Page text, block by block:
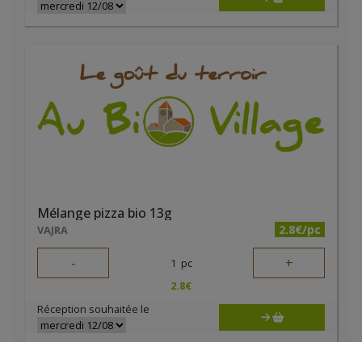
Mélange pizza bio 13g
VAJRA 2.8€/pc
- 1 pc +
2.8€
Réception souhaitée le